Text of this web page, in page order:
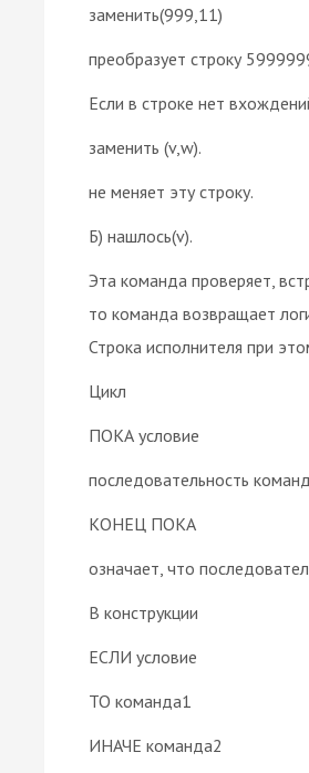
заменить(999,11)
преобразует строку
Если в строке нет
заменить (v,w).
не меняет эту строку.
Б) нашлось(v).
Эта команда проверяет,
то команда возвращает
Строка исполнителя при
Цикл
ПОКА условие
последовательность команд
КОНЕЦ ПОКА
означает, что
В конструкции
ЕСЛИ условие
ТО команда1
ИНАЧЕ команда2